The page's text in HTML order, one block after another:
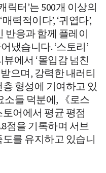
릭터’는 500개 이상의
력적이다’, ‘귀엽다’,
반응과 함께 플레이
냈습니다. ‘스토리’
에서 ‘몰입감 넘친
받으며, 강력한 내러티
형성에 기여하고 있
소들 덕분에, 《로스
어에서 평균 평점
점을 기록하며 서브
를 유지하고 있습니